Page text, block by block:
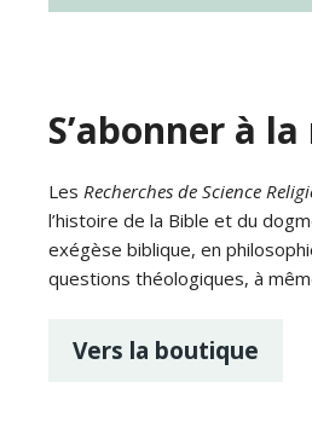
S’abonner à
Les Recherches de Science
l’histoire de la Bible et du
exégèse biblique, en
questions théologiques, à
Vers la boutique